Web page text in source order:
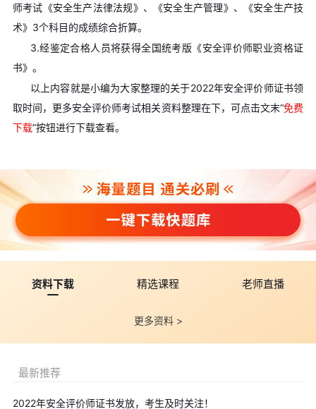
师考试《安全生产法律法规》、《安全生产管理》、《安全生产技
术》3个科目的成绩综合折算。
3.经鉴定合格人员将获得全国统考版《安全评价师职业资格证
书》。
以上内容就是小编为大家整理的关于2022年安全评价师证书领
取时间，更多安全评价师考试相关资料整理在下，可点击文末“免费
下载”按钮进行下载查看。
资料下载 精选课程 老师直播
更多资料 >
最新推荐
2022年安全评价师证书发放，考生及时关注！